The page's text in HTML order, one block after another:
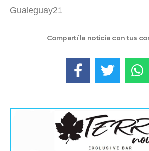
Gualeguay21
Compartí la noticia con tus